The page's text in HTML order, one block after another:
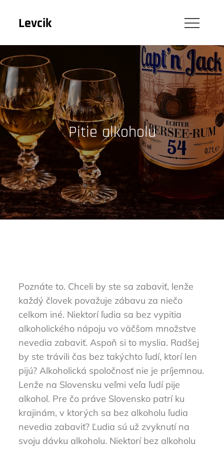
Levcik
Pitie alkoholu
Poznáte to. Chceli by ste sa zabaviť, lenže
každý človek považuje zábavu za niečo
celkom iné. Niektorí ľudia sa bez vypitia
alkoholického nápoju vo väčšom množstve
nevedia zabaviť. Aspoň si to myslia. Radšej
by ste trávili čas bez takýchto ľudí, ktorí len
pijú? Alkoholická spoločnosť nie je príjemnou.
Lenže na Slovensku veľmi veľa ľudí pije
alkohol. Pre čo práve Slovensko patrí ku
krajinám, v ktorých sa bez alkoholu ľudia
nevedia zabaviť? Ľudia sú už zvyknutí na
svoju dávku alkoholu. Niektorí bez alkoholu